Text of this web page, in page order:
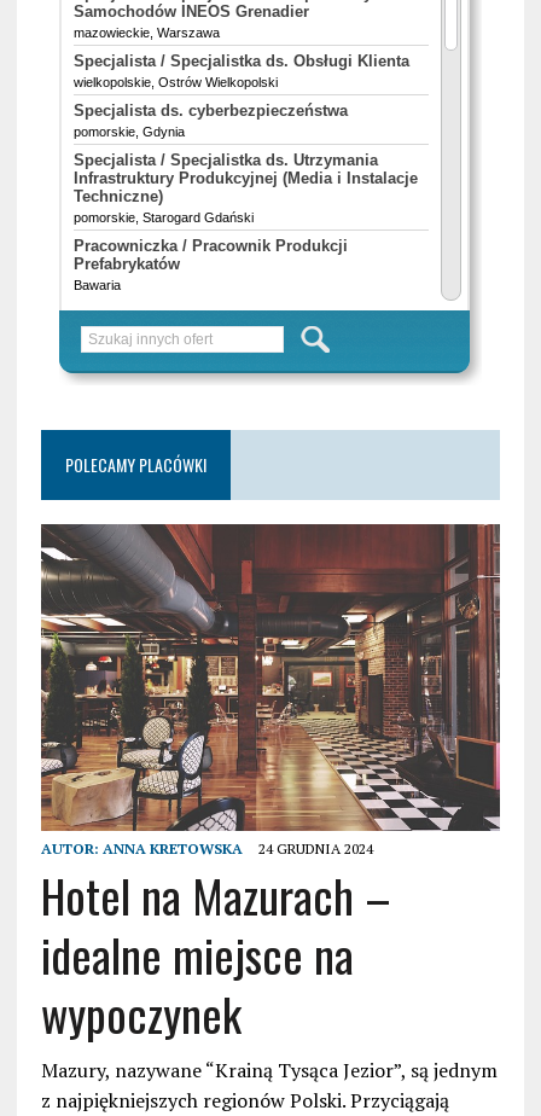
POLECAMY PLACÓWKI
AUTOR: ANNA KRETOWSKA 24 GRUDNIA 2024
Hotel na Mazurach –
idealne miejsce na
wypoczynek
Mazury, nazywane “Krainą Tysąca Jezior”, są jednym
z najpiękniejszych regionów Polski. Przyciągają